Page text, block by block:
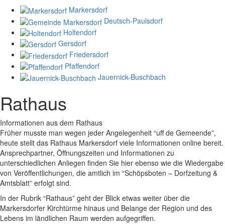
Markersdorf
Deutsch-Paulsdorf
Holtendorf
Gersdorf
Friedersdorf
Pfaffendorf
Jauernick-Buschbach
Rathaus
Informationen aus dem Rathaus
Früher musste man wegen jeder Angelegenheit “uff de Gemeende”,
heute stellt das Rathaus Markersdorf viele Informationen online bereit.
Ansprechpartner, Öffnungszeiten und Informationen zu
unterschiedlichen Anliegen finden Sie hier ebenso wie die Wiedergabe
von Veröffentlichungen, die amtlich im “Schöpsboten – Dorfzeitung &
Amtsblatt” erfolgt sind.
In der Rubrik “Rathaus” geht der Blick etwas weiter über die
Markersdorfer Kirchtürme hinaus und Belange der Region und des
Lebens im ländlichen Raum werden aufgegriffen.